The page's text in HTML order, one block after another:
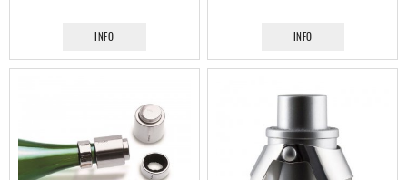
INFO INFO